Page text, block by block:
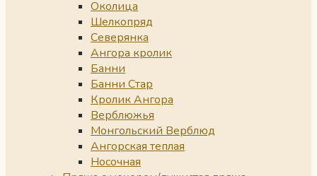
Околица
Шелкопряд
Северянка
Ангора кролик
Банни
Банни Стар
Кролик Ангора
Верблюжья
Монгольский Верблюд
Ангорская теплая
Носочная